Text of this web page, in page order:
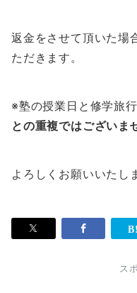
返金をさせて頂いた場
ただきます。
※塾の授業日と修学旅
との重複ではございま
よろしくお願いいたし
ス